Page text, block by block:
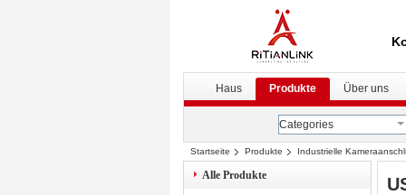
Haus Produkte Über uns
Categories
Startseite Produkte Industrielle
Alle Produkte